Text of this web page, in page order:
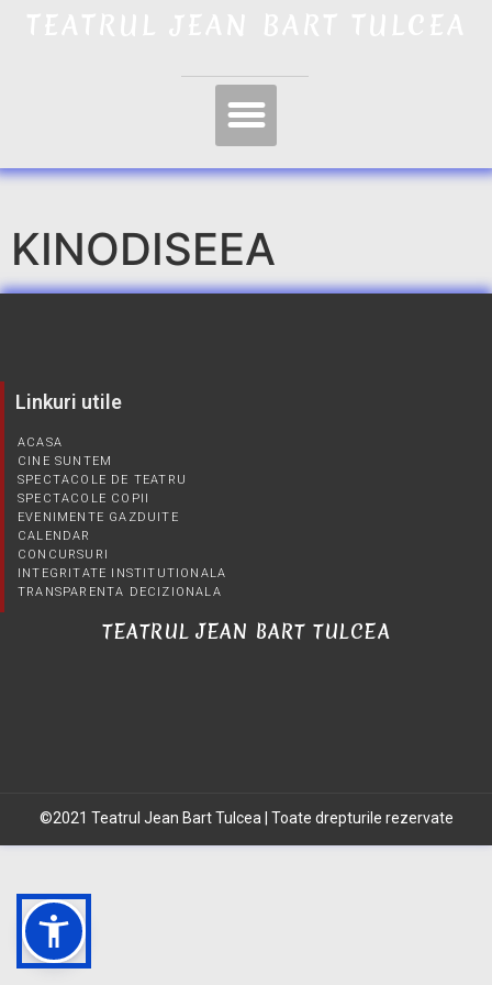
KINODISEEA
Linkuri utile
ACASA
CINE SUNTEM
SPECTACOLE DE TEATRU
SPECTACOLE COPII
EVENIMENTE GAZDUITE
CALENDAR
CONCURSURI
INTEGRITATE INSTITUTIONALA
TRANSPARENTA DECIZIONALA
TEATRUL JEAN BART TULCEA
©2021 Teatrul Jean Bart Tulcea | Toate drepturile rezervate